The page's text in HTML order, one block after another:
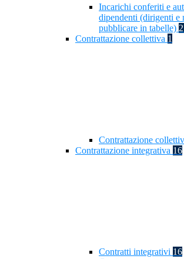
Incarichi conferiti e
dipendenti (dirigenti e
pubblicare in tabelle)
Contrattazione collettiva 1
Contrattazione
Contrattazione integrativa 16
Contratti integrativi 16